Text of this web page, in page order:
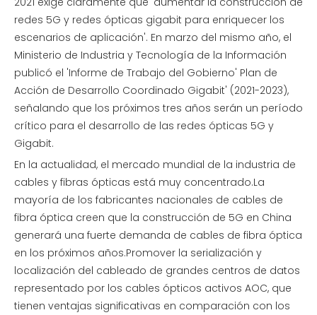
redes 5G y redes ópticas gigabit para enriquecer los
escenarios de aplicación'. En marzo del mismo año, el
Ministerio de Industria y Tecnología de la Información
publicó el 'Informe de Trabajo del Gobierno' Plan de
Acción de Desarrollo Coordinado Gigabit' (2021-2023),
señalando que los próximos tres años serán un período
crítico para el desarrollo de las redes ópticas 5G y
Gigabit.
En la actualidad, el mercado mundial de la industria de
cables y fibras ópticas está muy concentrado.La
mayoría de los fabricantes nacionales de cables de
fibra óptica creen que la construcción de 5G en China
generará una fuerte demanda de cables de fibra óptica
en los próximos años.Promover la serialización y
localización del cableado de grandes centros de datos
representado por los cables ópticos activos AOC, que
tienen ventajas significativas en comparación con los